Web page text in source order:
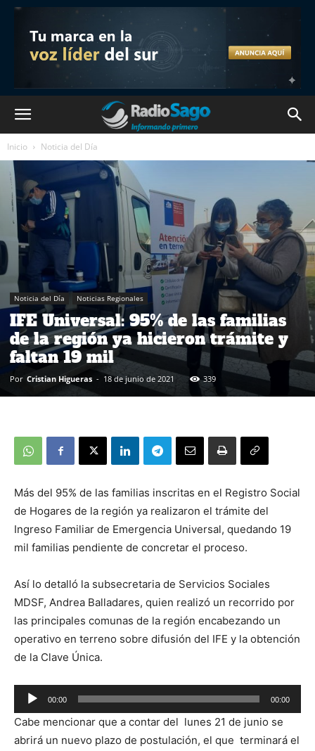
Inicio Noticia del Día
Noticia del Día Noticias Regionales
IFE Universal: 95% de las familias
de la región ya hicieron trámite y
faltan 19 mil
Por Cristian Higueras - 18 de junio de 2021 339
Más del 95% de las familias inscritas en el Registro Social
de Hogares de la región ya realizaron el trámite del
Ingreso Familiar de Emergencia Universal, quedando 19
mil familias pendiente de concretar el proceso.
Así lo detalló la subsecretaria de Servicios Sociales
MDSF, Andrea Balladares, quien realizó un recorrido por
las principales comunas de la región encabezando un
operativo en terreno sobre difusión del IFE y la obtención
de la Clave Única.
Reproductor
de
audio
00:00 00:00
Cabe mencionar que a contar del lunes 21 de junio se
abrirá un nuevo plazo de postulación, el que terminará el